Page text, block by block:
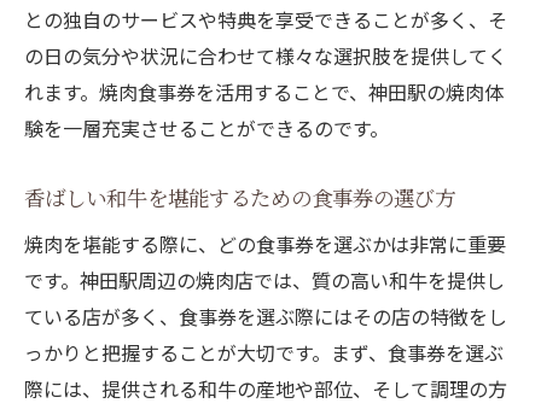
との独自のサービスや特典を享受できることが多く、そ
の日の気分や状況に合わせて様々な選択肢を提供してく
れます。焼肉食事券を活用することで、神田駅の焼肉体
験を一層充実させることができるのです。
香ばしい和牛を堪能するための食事券の選び方
焼肉を堪能する際に、どの食事券を選ぶかは非常に重要
です。神田駅周辺の焼肉店では、質の高い和牛を提供し
ている店が多く、食事券を選ぶ際にはその店の特徴をし
っかりと把握することが大切です。まず、食事券を選ぶ
際には、提供される和牛の産地や部位、そして調理の方